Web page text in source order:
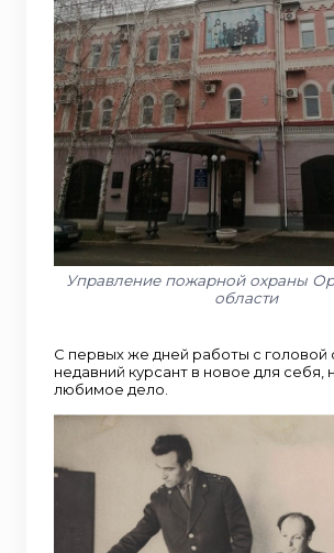
Управление пожарной охраны
области
С первых же дней работы с головой
недавний курсант в новое для себя,
любимое дело.